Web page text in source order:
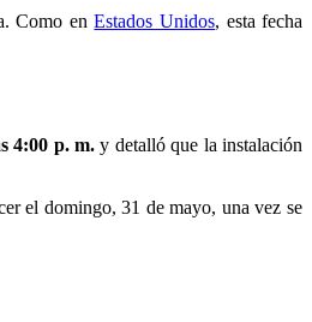
Como enEstados Unidos, esta fecha
4:00 p. m.y detalló que la instalación
el domingo, 31 de mayo, una vez se